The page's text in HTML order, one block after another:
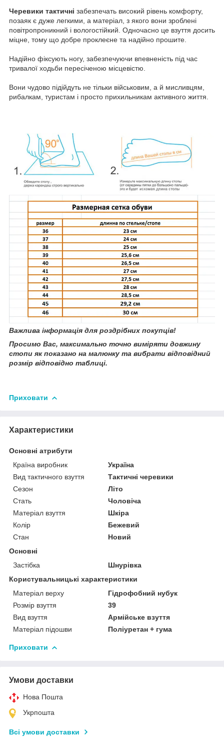
Черевики тактичні забезпечать високий рівень комфорту,
позаяк є дуже легкими, а матеріал, з якого вони зроблені
повітропроникний і вологостійкий. Одночасно це взуття досить
міцне, тому що добре проклеєне та надійно прошите.
Надійно фіксують ногу, забезпечуючи впевненість під час
тривалої ходьби пересіченою місцевістю.
Вони чудово підійдуть не тільки військовим, а й мисливцям,
рибалкам, туристам і просто прихильникам активного життя.
Важлива інформація для роздрібних покупців!
Просимо Вас, максимально точно виміряти довжину
стопи як показано на малюнку та вибрати відповідний
розмір відповідно таблиці.
Приховати
Характеристики
Основні атрибути
Країна виробник
Україна
Вид тактичного взуття
Тактичні черевики
Сезон
Літо
Стать
Чоловіча
Матеріал взуття
Шкіра
Колір
Бежевий
Стан
Новий
Основні
Застібка
Шнурівка
Користувальницькі характеристики
Матеріал верху
Гідрофобний нубук
Розмір взуття
39
Вид взуття
Армійське взуття
Матеріал підошви
Поліуретан + гума
Приховати
Умови доставки
Нова Пошта
Укрпошта
Всі умови доставки